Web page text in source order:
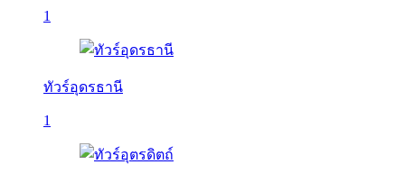
1
ทัวร์อุดรธานี
1